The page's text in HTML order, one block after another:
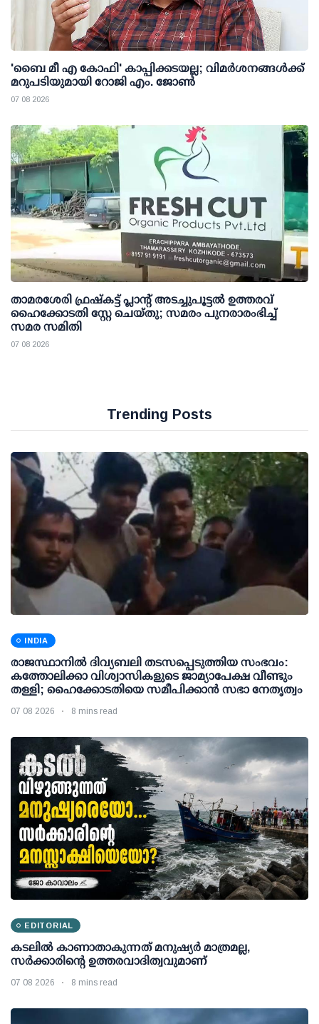
'ബൈ മീ എ കോഫി' കാപ്പിക്കടയല്ല; വിമര്‍ശനങ്ങള്‍ക്ക്
മറുപടിയുമായി റോജി എം. ജോണ്‍
07 08 2026
താമരശേരി ഫ്രഷ്കട്ട് പ്ലാന്റ് അടച്ചുപൂട്ടൽ ഉത്തരവ്
ഹൈക്കോടതി സ്റ്റേ ചെയ്തു; സമരം പുനരാരംഭിച്ച്
സമര സമിതി
07 08 2026
Trending Posts
INDIA
രാജസ്ഥാനിൽ ദിവ്യബലി തടസപ്പെടുത്തിയ സംഭവം:
കത്തോലിക്കാ വിശ്വാസികളുടെ ജാമ്യാപേക്ഷ വീണ്ടും
തള്ളി; ഹൈക്കോടതിയെ സമീപിക്കാൻ സഭാ നേതൃത്വം
07 08 2026 8 mins read
EDITORIAL
കടലിൽ കാണാതാകുന്നത് മനുഷ്യർ മാത്രമല്ല,
സർക്കാരിന്റെ ഉത്തരവാദിത്വവുമാണ്
07 08 2026 8 mins read